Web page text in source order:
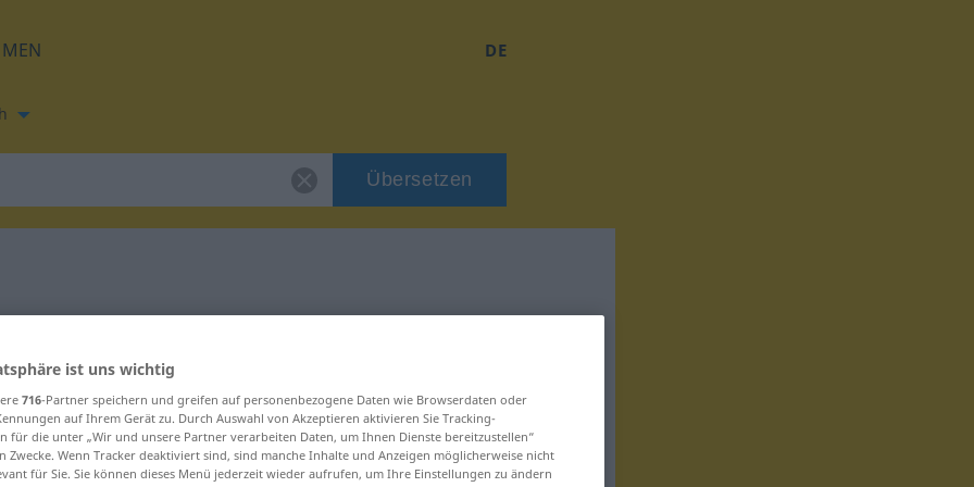
DE
Übersetzen
für "knackig"
ist uns wichtig
716-Partner speichern und greifen auf personenbezogene Daten wie Browserdaten oder
auf Ihrem Gerät zu. Durch Auswahl von Akzeptieren aktivieren Sie Tracking-
für die unter „Wir und unsere Partner verarbeiten Daten, um Ihnen Dienste bereitzustellen“
Zwecke. Wenn Tracker deaktiviert sind, sind manche Inhalte und Anzeigen möglicherweise nicht
für Sie. Sie können dieses Menü jederzeit wieder aufrufen, um Ihre Einstellungen zu ändern